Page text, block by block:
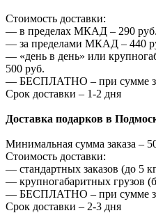
Стоимость доставки:
— в пределах МКАД – 290 руб.
— за пределами МКАД – 440
— «день в день» или
500 руб.
— БЕСПЛАТНО – при сумме
Срок доставки – 1-2 дня
Доставка подарков в
Минимальная сумма заказа –
Стоимость доставки:
— стандартных заказов (до 5
— крупногабаритных грузов
— БЕСПЛАТНО – при сумме
Срок доставки – 2-3 дня